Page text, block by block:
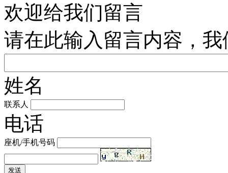
欢迎给我们留言
请在此输入留言内容，
姓名
联系人
电话
座机/手机号码